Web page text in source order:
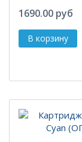
1690.00 руб